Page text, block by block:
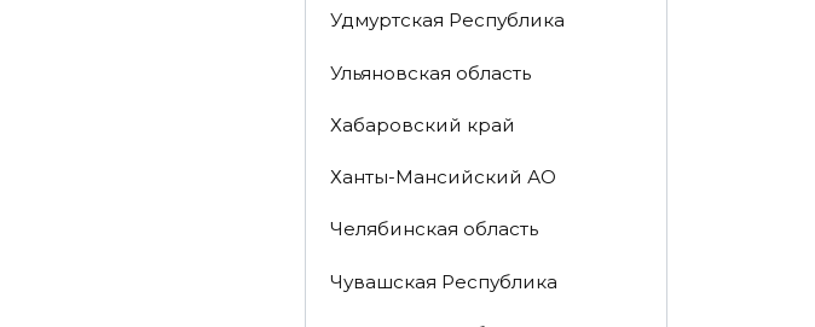
Удмуртская Республика
Ульяновская область
Хабаровский край
Ханты-Мансийский АО
Челябинская область
Чувашская Республика